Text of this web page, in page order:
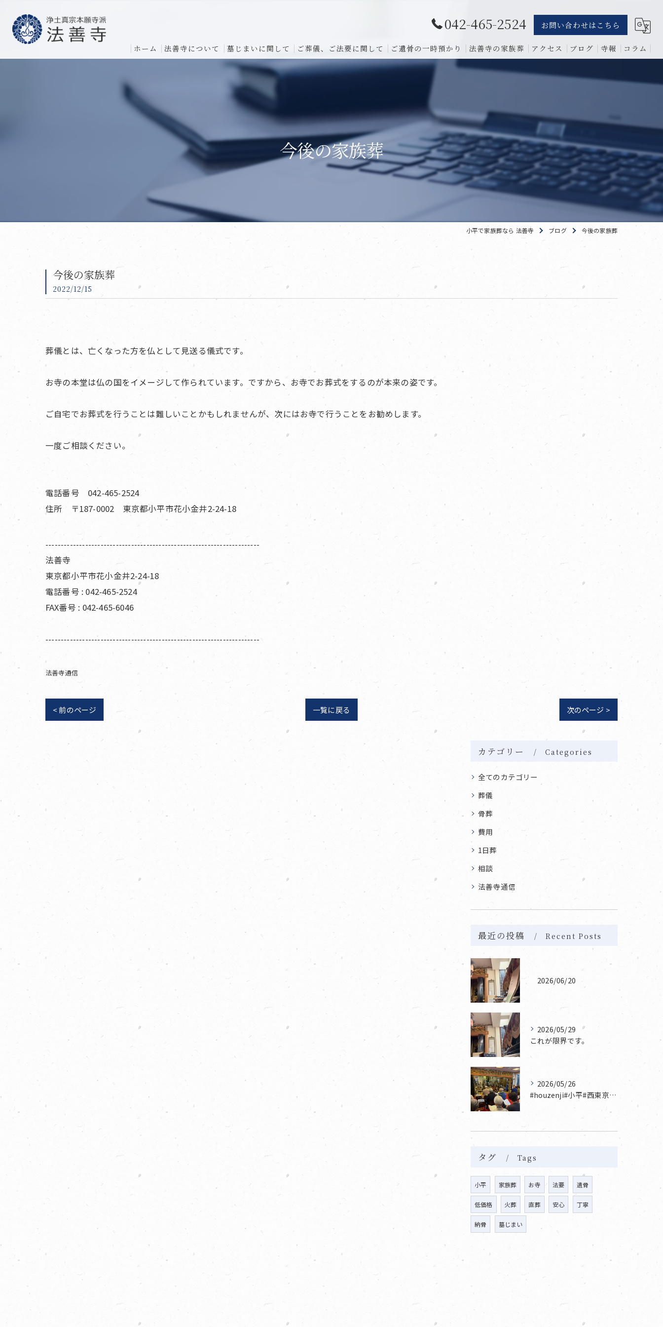
042-465-2524 お問い合わせはこちら
ホーム 法善寺について 墓じまいに関して ご葬儀、ご法要に関して ご遺骨の一時預かり 法善寺の家族葬
費用
1日葬
相談
アクセス ブログ 寺報 コラム
今後の家族葬
小平で家族葬なら 法善寺 ブログ 今後の家族葬
今後の家族葬
2022/12/15
葬儀とは、亡くなった方を仏として見送る儀式です。
お寺の本堂は仏の国をイメージして作られています。ですから、お寺でお葬式をするのが本来の姿です。
ご自宅でお葬式を行うことは難しいことかもしれませんが、次にはお寺で行うことをお勧めします。
一度ご相談ください。
電話番号 042-465-2524
住所 〒187-0002 東京都小平市花小金井2-24-18
----------------------------------------------------------------------
法善寺
東京都小平市花小金井2-24-18
電話番号 : 042-465-2524
FAX番号 : 042-465-6046
----------------------------------------------------------------------
法善寺通信
< 前のページ 一覧に戻る 次のページ >
カテゴリー Categories
全てのカテゴリー
葬儀
骨葬
費用
1日葬
相談
法善寺通信
最近の投稿 Recent Posts
2026/06/20
2026/05/29
これが限界です。
2026/05/26
#houzenji#小平#西東京市#東村山#立川市国分寺市寺...
タグ Tags
小平 家族葬 お寺 法要 遺骨
低価格 火葬 直葬 安心 丁寧
納骨 墓じまい